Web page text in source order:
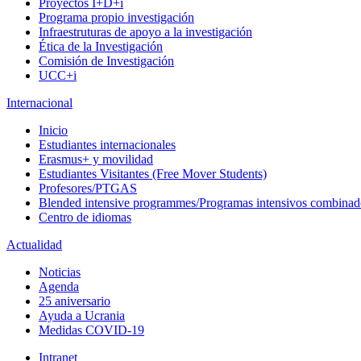
Proyectos I+D+i
Programa propio investigación
Infraestruturas de apoyo a la investigación
Ética de la Investigación
Comisión de Investigación
UCC+i
Internacional
Inicio
Estudiantes internacionales
Erasmus+ y movilidad
Estudiantes Visitantes (Free Mover Students)
Profesores/PTGAS
Blended intensive programmes/Programas intensivos
Centro de idiomas
Actualidad
Noticias
Agenda
25 aniversario
Ayuda a Ucrania
Medidas COVID-19
Intranet